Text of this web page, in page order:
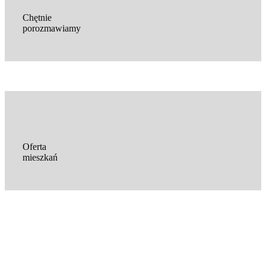
Chętnie
porozmawiamy
Oferta
mieszkań